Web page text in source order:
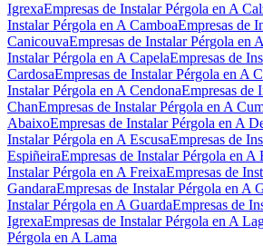
IgrexaEmpresas de Instalar Pérgola en A
Instalar Pérgola en A CamboaEmpresas de
CanicouvaEmpresas de Instalar Pérgola en
Instalar Pérgola en A CapelaEmpresas de
CardosaEmpresas de Instalar Pérgola en A
Instalar Pérgola en A CendonaEmpresas de
ChanEmpresas de Instalar Pérgola en A
AbaixoEmpresas de Instalar Pérgola en A
Instalar Pérgola en A EscusaEmpresas de
EspiñeiraEmpresas de Instalar Pérgola en A
Instalar Pérgola en A FreixaEmpresas de
GandaraEmpresas de Instalar Pérgola en A
Instalar Pérgola en A GuardaEmpresas de
IgrexaEmpresas de Instalar Pérgola en A
Pérgola en A Lama